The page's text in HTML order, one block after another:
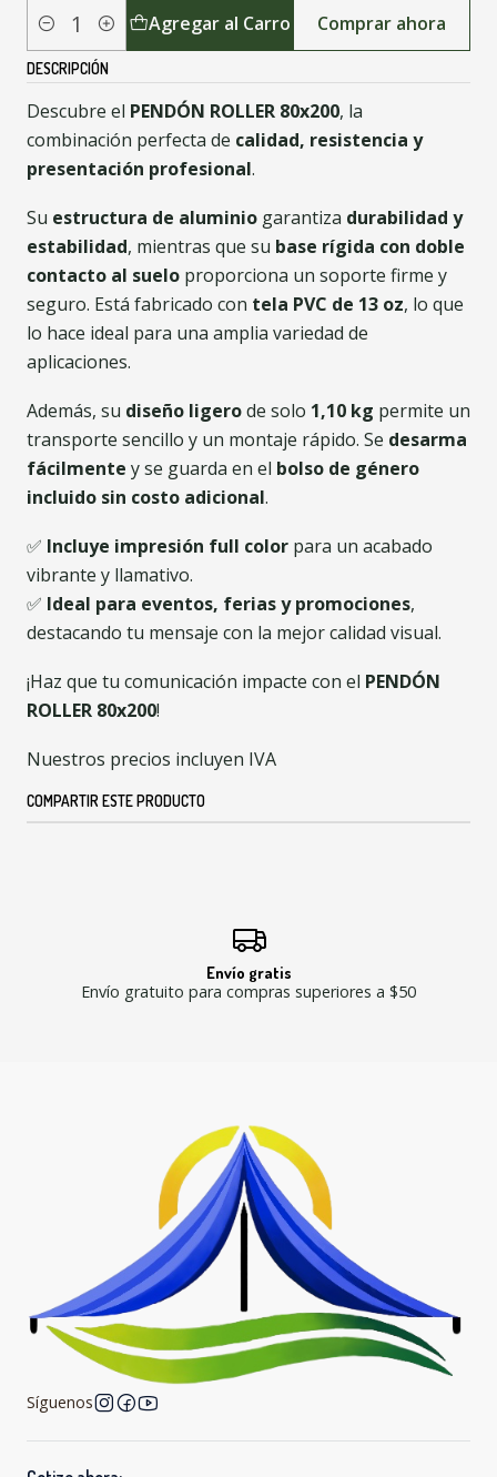
Cantidad Agregar al Carro Comprar ahora
DESCRIPCIÓN
Descubre el PENDÓN ROLLER 80x200, la
combinación perfecta de calidad, resistencia y
presentación profesional.
Su estructura de aluminio garantiza durabilidad y
estabilidad, mientras que su base rígida con doble
contacto al suelo proporciona un soporte firme y
seguro. Está fabricado con tela PVC de 13 oz, lo que
lo hace ideal para una amplia variedad de
aplicaciones.
Además, su diseño ligerode solo 1,10 kg permite un
transporte sencillo y un montaje rápido. Se desarma
fácilmente y se guarda en el bolso de género
incluido sin costo adicional.
✅ Incluye impresión full color para un acabado
vibrante y llamativo.
✅ Ideal para eventos, ferias y promociones,
destacando tu mensaje con la mejor calidad visual.
¡Haz que tu comunicación impacte con el PENDÓN
ROLLER 80x200!
Nuestros precios incluyen IVA
COMPARTIR ESTE PRODUCTO
Envío gratis
Envío gratuito para compras superiores a $50
Síguenos